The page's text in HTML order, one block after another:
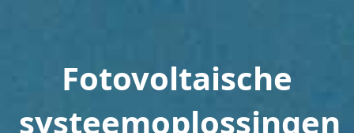
Fotovoltaische
systeemoplossingen